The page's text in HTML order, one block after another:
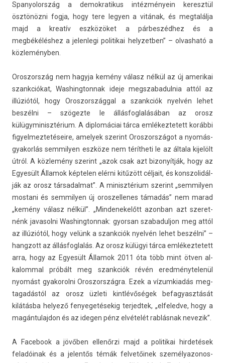
Spanyolország a de­mok­ratikus intézményein keresztül
ösztönözni fogja, hogy tere legy­en a vitának, és meg­talál­ja
majd a kreatív eszközöket a párbeszédhez és a
megbékéléshez a jelen­legi politikai helyzetb­en” – ol­vasható a
közleményben.
Oros­zország nem hagyja kemény válasz nélkül az új amerikai
szankciókat, Was­hington­nak ideje megszabadul­nia attól az
illúziótól, hogy Oros­zországg­al a szankciók nyelvén lehet
beszélni – szögezte le állás­foglalásában az orosz
külügyminisztérium. A di­plomáciai tárca em­lékez­tetett korábbi
figyel­meztetéseire, amelyek szerint Oros­zországot a nyomás­
gyakor­lás sem­mily­en eszköze nem térítheti le az általa kijelölt
útról. A közlemény szerint „azok csak azt bi­zonyít­ják, hogy az
Egyesült Államok kép­tel­en elérni kitűzött céljait, és konszolidál­
ják az orosz tár­sadal­mat”. A minisztérium szerint „sem­mily­en
mos­tani és sem­mily­en új oros­zellenes támadás” nem marad
„kemény válasz nélkül”. „Min­denekelőtt azon­ban azt szeret­
nénk javasol­ni Was­hington­nak: gyor­san szabadul­jon meg attól
az illúziótól, hogy velünk a szankciók nyelvén lehet beszélni” –
han­gzott az állás­foglalás. Az orosz külügyi tárca em­lékez­tetett
arra, hogy az Egyesült Államok 2011 óta több mint ötven al­
kalomm­al próbált meg szankciók révén ered­ménytelenül
nyomást gyakorol­ni Oros­zország­ra. Ezek a vízum­kiadás meg­
tagadás­tól az orosz üzleti kintlévőségek be­fagyasztását
kilátásba helyező fenyegetésekig ter­jedtek, „el­feled­ve, hogy a
magán­tulaj­don és az ideg­en pénz elvételét rablásnak nevezik”.
A Facebook a jövőben ellenőrzi majd a politikai hir­detések
feladóinak és a jelen­tős témák fel­vetőinek személyazonos­